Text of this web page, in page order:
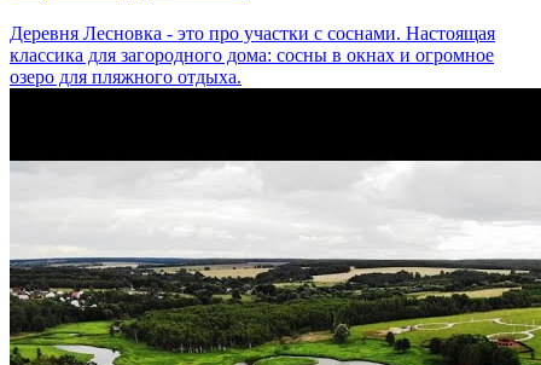
Деревня Лесновка - это про участки с соснами. Настоящая
классика для загородного дома: сосны в окнах и огромное
озеро для пляжного отдыха.